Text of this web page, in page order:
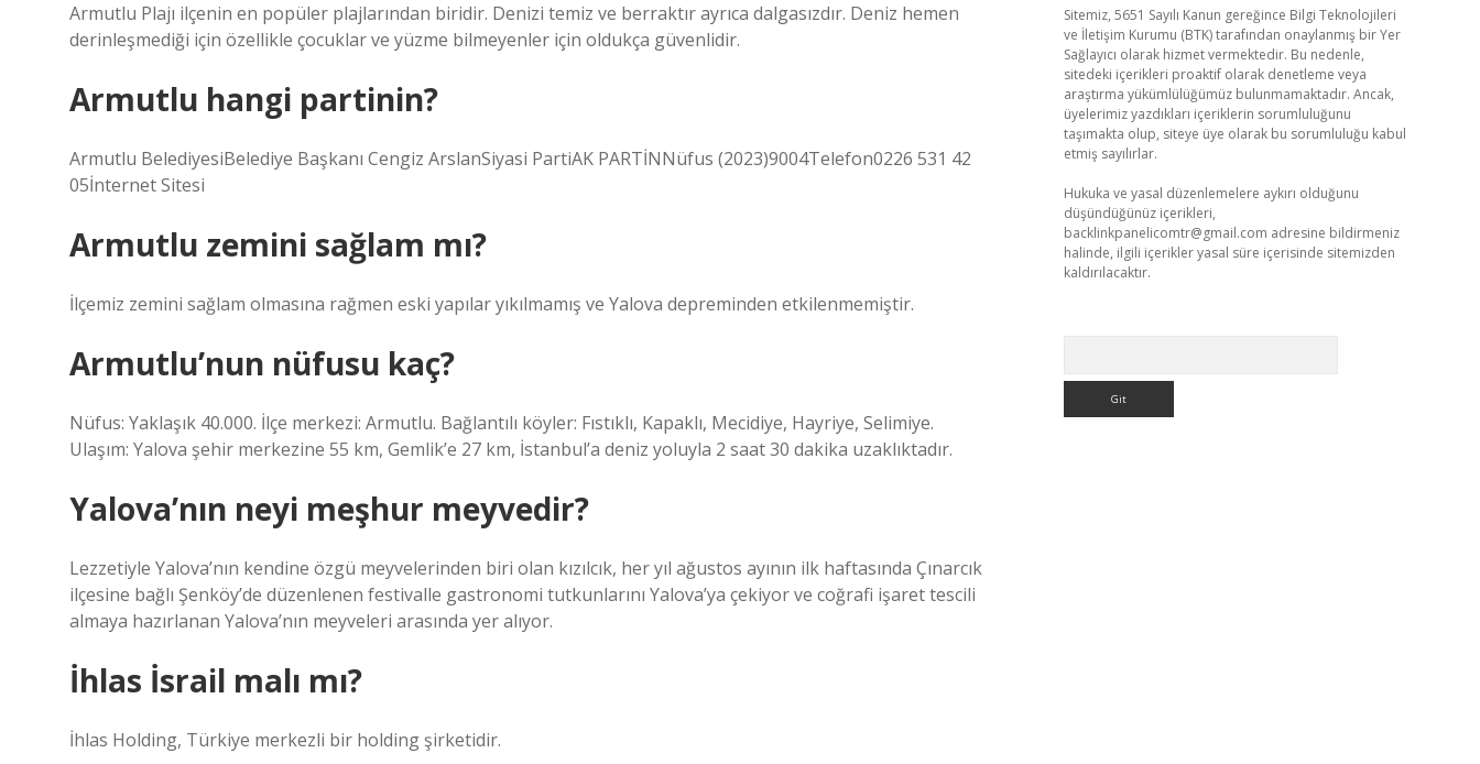
Armutlu Plajı ilçenin en popüler plajlarından biridir. Denizi temiz ve berraktır ayrıca dalgasızdır. Deniz hemen
derinleşmediği için özellikle çocuklar ve yüzme bilmeyenler için oldukça güvenlidir.
Armutlu hangi partinin?
Armutlu BelediyesiBelediye Başkanı Cengiz ArslanSiyasi PartiAK PARTİNNüfus (2023)9004Telefon0226 531 42
05İnternet Sitesi
Armutlu zemini sağlam mı?
İlçemiz zemini sağlam olmasına rağmen eski yapılar yıkılmamış ve Yalova depreminden etkilenmemiştir.
Armutlu’nun nüfusu kaç?
Nüfus: Yaklaşık 40.000. İlçe merkezi: Armutlu. Bağlantılı köyler: Fıstıklı, Kapaklı, Mecidiye, Hayriye, Selimiye.
Ulaşım: Yalova şehir merkezine 55 km, Gemlik’e 27 km, İstanbul’a deniz yoluyla 2 saat 30 dakika uzaklıktadır.
Yalova’nın neyi meşhur meyvedir?
Lezzetiyle Yalova’nın kendine özgü meyvelerinden biri olan kızılcık, her yıl ağustos ayının ilk haftasında Çınarcık
ilçesine bağlı Şenköy’de düzenlenen festivalle gastronomi tutkunlarını Yalova’ya çekiyor ve coğrafi işaret tescili
almaya hazırlanan Yalova’nın meyveleri arasında yer alıyor.
İhlas İsrail malı mı?
İhlas Holding, Türkiye merkezli bir holding şirketidir.
Sitemiz, 5651 Sayılı Kanun gereğince Bilgi Teknolojileri
ve İletişim Kurumu (BTK) tarafından onaylanmış bir Yer
Sağlayıcı olarak hizmet vermektedir. Bu nedenle,
sitedeki içerikleri proaktif olarak denetleme veya
araştırma yükümlülüğümüz bulunmamaktadır. Ancak,
üyelerimiz yazdıkları içeriklerin sorumluluğunu
taşımakta olup, siteye üye olarak bu sorumluluğu kabul
etmiş sayılırlar.
Hukuka ve yasal düzenlemelere aykırı olduğunu
düşündüğünüz içerikleri,
backlinkpanelicomtr@gmail.com adresine bildirmeniz
halinde, ilgili içerikler yasal süre içerisinde sitemizden
kaldırılacaktır.